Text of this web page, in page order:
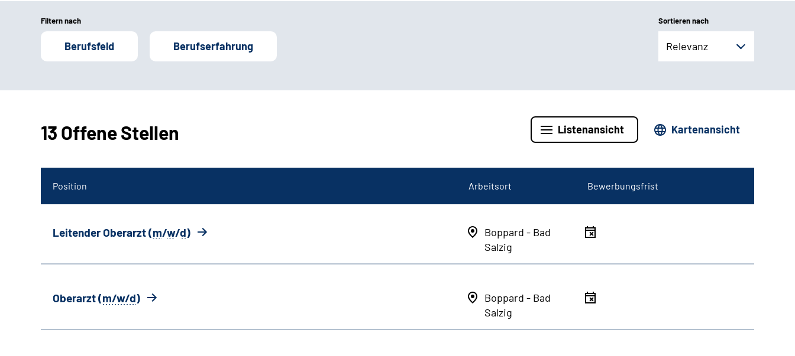
Filtern nach
Berufsfeld Berufserfahrung
Sortieren nach
Relevanz
13 Offene Stellen Listenansicht Kartenansicht
Position Arbeitsort Bewerbungsfrist
Leitender Oberarzt (m/w/d)
Boppard - Bad
Salzig
Oberarzt (m/w/d)
Boppard - Bad
Salzig